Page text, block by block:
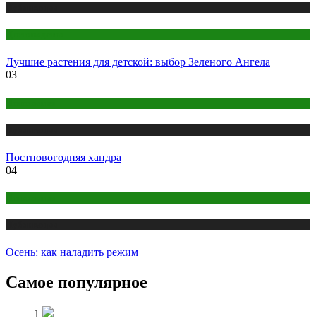
Лучшие растения для детской: выбор Зеленого Ангела
03
Постновогодняя хандра
04
Осень: как наладить режим
Самое популярное
1